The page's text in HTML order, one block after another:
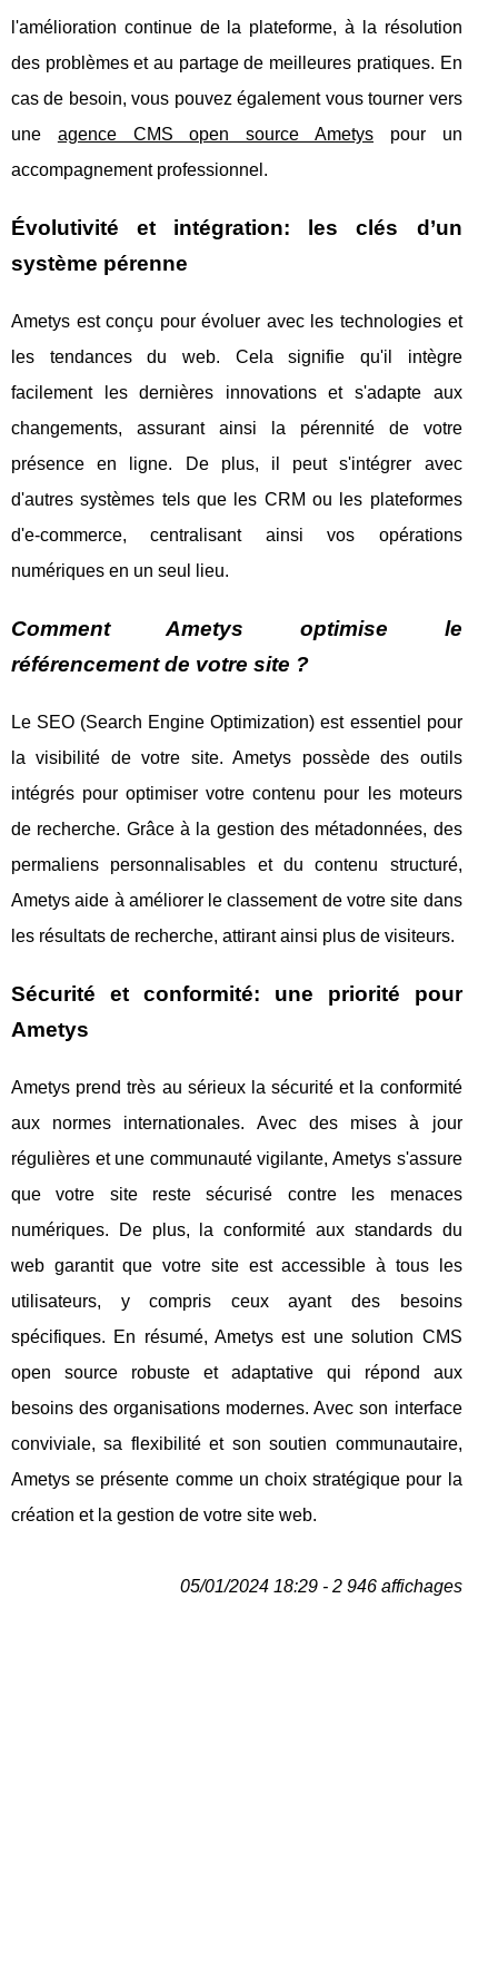
l'amélioration continue de la plateforme, à la résolution
des problèmes et au partage de meilleures pratiques. En
cas de besoin, vous pouvez également vous tourner vers
une agence CMS open source Ametys pour un
accompagnement professionnel.
Évolutivité et intégration: les clés d’un
système pérenne
Ametys est conçu pour évoluer avec les technologies et
les tendances du web. Cela signifie qu'il intègre
facilement les dernières innovations et s'adapte aux
changements, assurant ainsi la pérennité de votre
présence en ligne. De plus, il peut s'intégrer avec
d'autres systèmes tels que les CRM ou les plateformes
d'e-commerce, centralisant ainsi vos opérations
numériques en un seul lieu.
Comment Ametys optimise le
référencement de votre site ?
Le SEO (Search Engine Optimization) est essentiel pour
la visibilité de votre site. Ametys possède des outils
intégrés pour optimiser votre contenu pour les moteurs
de recherche. Grâce à la gestion des métadonnées, des
permaliens personnalisables et du contenu structuré,
Ametys aide à améliorer le classement de votre site dans
les résultats de recherche, attirant ainsi plus de visiteurs.
Sécurité et conformité: une priorité pour
Ametys
Ametys prend très au sérieux la sécurité et la conformité
aux normes internationales. Avec des mises à jour
régulières et une communauté vigilante, Ametys s'assure
que votre site reste sécurisé contre les menaces
numériques. De plus, la conformité aux standards du
web garantit que votre site est accessible à tous les
utilisateurs, y compris ceux ayant des besoins
spécifiques. En résumé, Ametys est une solution CMS
open source robuste et adaptative qui répond aux
besoins des organisations modernes. Avec son interface
conviviale, sa flexibilité et son soutien communautaire,
Ametys se présente comme un choix stratégique pour la
création et la gestion de votre site web.
05/01/2024 18:29 - 2 946 affichages